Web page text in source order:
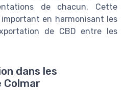
de chacun. Cette
en harmonisant les
de CBD entre les
dans les
Colmar